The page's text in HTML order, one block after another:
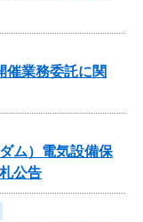
催業務委託に関
ム）電気設備保
公告